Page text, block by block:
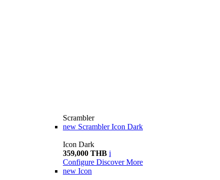
Scrambler
new Scrambler Icon Dark
Icon Dark
359,000 THB i
Configure Discover More
new Icon